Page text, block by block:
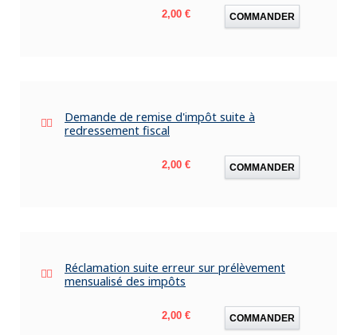
Prix
2,00 € COMMANDER
Demande de remise d'impôt suite à
redressement fiscal
Prix
2,00 € COMMANDER
Réclamation suite erreur sur prélèvement
mensualisé des impôts
Prix
2,00 € COMMANDER